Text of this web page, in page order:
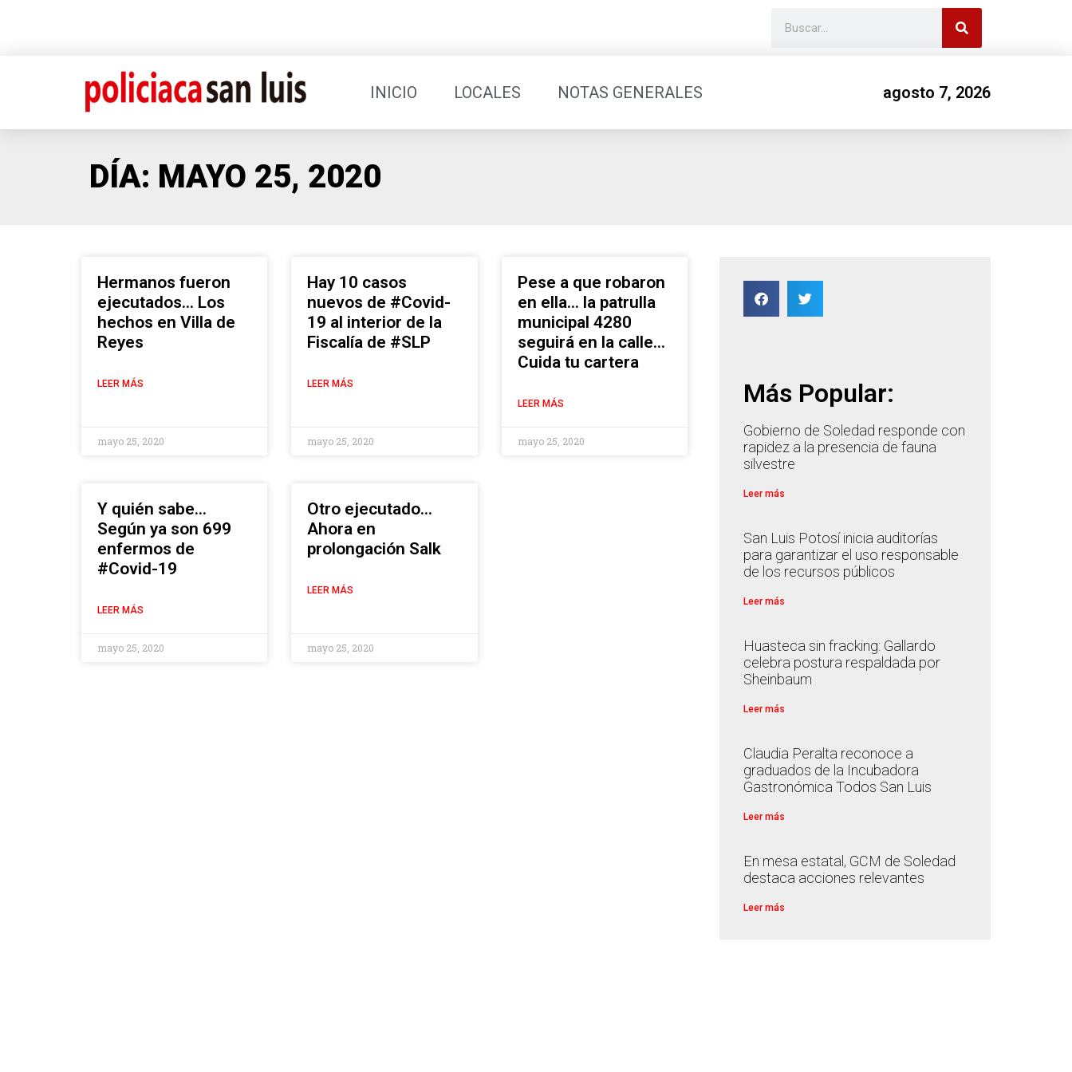
INICIO LOCALES NOTAS GENERALES agosto 7, 2026
DÍA: MAYO 25, 2020
Hermanos fueron
ejecutados… Los
hechos en Villa de
Reyes
LEER MÁS
mayo 25, 2020
Hay 10 casos
nuevos de #Covid-
19 al interior de la
Fiscalía de #SLP
LEER MÁS
mayo 25, 2020
Pese a que robaron
en ella… la patrulla
municipal 4280
seguirá en la calle…
Cuida tu cartera
LEER MÁS
mayo 25, 2020
Y quién sabe…
Según ya son 699
enfermos de
#Covid-19
LEER MÁS
mayo 25, 2020
Otro ejecutado…
Ahora en
prolongación Salk
LEER MÁS
mayo 25, 2020
Más Popular:
Gobierno de Soledad responde con
rapidez a la presencia de fauna
silvestre
Leer más
San Luis Potosí inicia auditorías
para garantizar el uso responsable
de los recursos públicos
Leer más
Huasteca sin fracking: Gallardo
celebra postura respaldada por
Sheinbaum
Leer más
Claudia Peralta reconoce a
graduados de la Incubadora
Gastronómica Todos San Luis
Leer más
En mesa estatal, GCM de Soledad
destaca acciones relevantes
Leer más